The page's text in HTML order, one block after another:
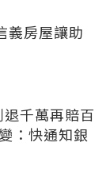
義房屋讓助
千萬再賠百
：快通知銀